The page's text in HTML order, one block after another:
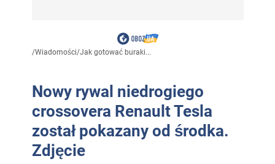
/Wiadomości/Jak gotować buraki...
Nowy rywal niedrogiego
crossovera Renault Tesla
został pokazany od środka.
Zdjęcie